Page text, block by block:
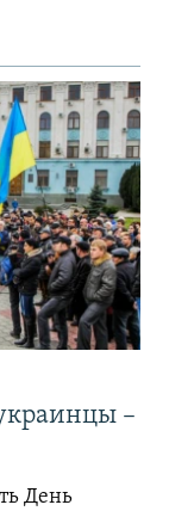
–
День